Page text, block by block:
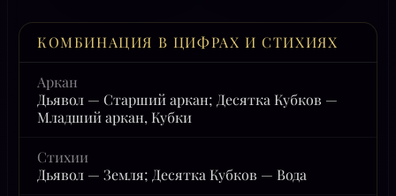
КОМБИНАЦИЯ В ЦИФРАХ И СТИХИЯХ
Аркан
Дьявол — Старший аркан; Десятка Кубков —
Младший аркан, Кубки
Стихии
Дьявол — Земля; Десятка Кубков — Вода